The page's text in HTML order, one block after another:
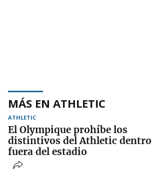
MÁS EN ATHLETIC
ATHLETIC
El Olympique prohíbe los
distintivos del Athletic dentro
fuera del estadio